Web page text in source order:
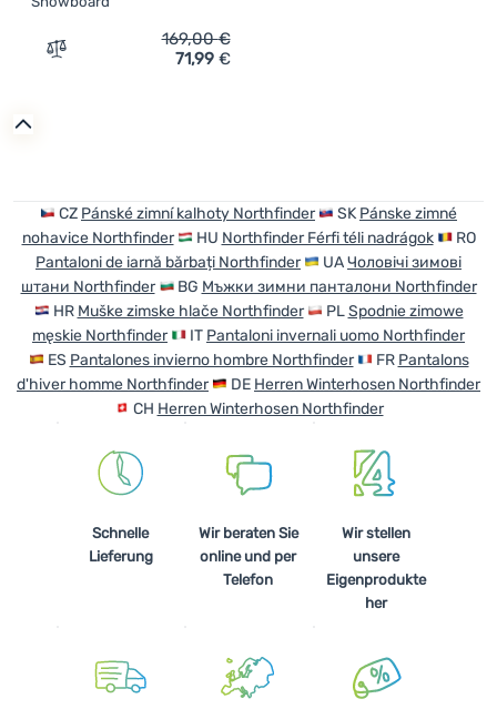
Registrieren
Zum Vergleich 'Herren-Skihose Northfinder Balasz'
169,00€
71,99 €
CZ Pánské zimní kalhoty Northfinder SK Pánske zimné
nohavice Northfinder
HU Northfinder Férfi téli nadrágok
RO
Pantaloni de iarnă bărbați Northfinder
UAЧоловічі зимові
штани Northfinder
BG Мъжки зимни панталони Northfinder
HR Muške zimske hlače Northfinder PLSpodnie zimowe
męskie Northfinder
IT Pantaloni invernali uomo Northfinder
ES Pantalones invierno hombre Northfinder FR Pantalons
d'hiver homme Northfinder
DE Herren Winterhosen Northfinder
CH Herren Winterhosen Northfinder
Schnelle
Lieferung
Wir beraten Sie
online und per
Telefon
Wir stellen
unsere
Eigenprodukte
her